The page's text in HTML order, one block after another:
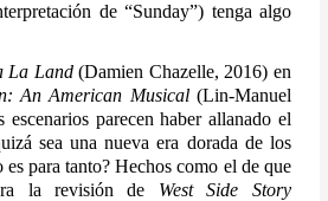
de “Sunday”) tenga algo
La Land (Damien Chazelle, 2016) en
An American Musical (Lin-Manuel
parecen haber allanado el
sea una nueva era dorada de los
para tanto? Hechos como el de que
la revisión de West Side Story